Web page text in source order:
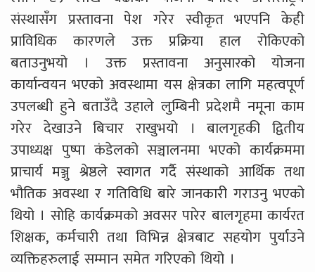
संस्थासँग प्रस्तावना पेश गरेर स्वीकृत भएपनि केही
प्राविधिक कारणले उक्त प्रक्रिया हाल रोकिएको
बताउनुभयो । उक्त प्रस्तावना अनुसारको योजना
कार्यान्वयन भएको अवस्थामा यस क्षेत्रका लागि महत्वपूर्ण
उपलब्धी हुने बताउँदै उहाले लुम्बिनी प्रदेशमै नमूना काम
गरेर देखाउने बिचार राखुभयो । बालगृहकी द्वितीय
उपाध्यक्ष पुष्पा कंडेलको सञ्चालनमा भएको कार्यक्रममा
प्राचार्य मञ्जु श्रेष्ठले स्वागत गर्दै संस्थाको आर्थिक तथा
भौतिक अवस्था र गतिविधि बारे जानकारी गराउनु भएको
थियो । सोहि कार्यक्रमको अवसर पारेर बालगृहमा कार्यरत
शिक्षक, कर्मचारी तथा विभिन्न क्षेत्रबाट सहयोग पुर्याउने
व्यक्तिहरुलाई सम्मान समेत गरिएको थियो ।